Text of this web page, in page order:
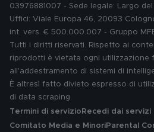
03976881007 - Sede legale: Largo
Uffici: Viale Europa 46, 20093
int. vers. € 500.000.007 - Gruppo
Tutti i diritti riservati. Rispetto ai
riprodotti è vietata ogni utilizzazione
all'addestramento di sistemi di
È altresì fatto divieto espresso di
di data scraping.
Termini di servizio Recedi dai
Comitato Media e MinoriParental